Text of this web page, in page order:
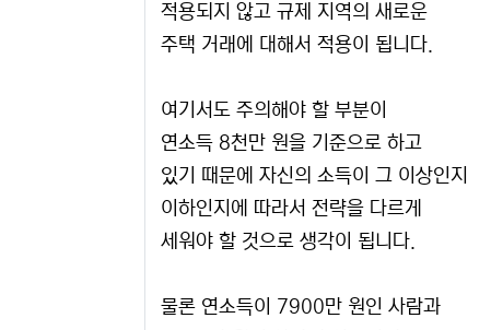
적용되지 않고 규제 지역의 새로운
주택 거래에 대해서 적용이 됩니다.
여기서도 주의해야 할 부분이
연소득 8천만 원을 기준으로 하고
있기 때문에 자신의 소득이 그 이상인지
이하인지에 따라서 전략을 다르게
세워야 할 것으로 생각이 됩니다.
물론 연소득이 7900만 원인 사람과